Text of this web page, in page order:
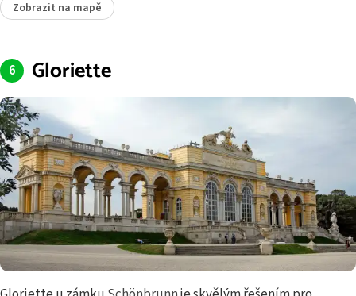
Zobrazit na mapě
Gloriette